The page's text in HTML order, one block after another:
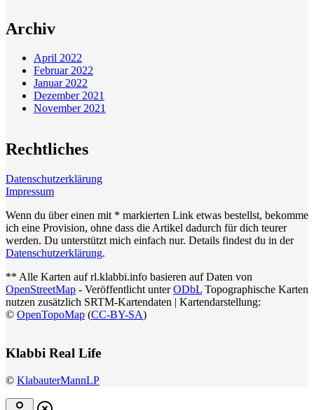
Archiv
April 2022
Februar 2022
Januar 2022
Dezember 2021
November 2021
Rechtliches
Datenschutzerklärung
Impressum
Wenn du über einen mit * markierten Link etwas bestellst, bekomme
ich eine Provision, ohne dass die Artikel dadurch für dich teurer
werden. Du unterstützt mich einfach nur. Details findest du in der
Datenschutzerklärung.
** Alle Karten auf rl.klabbi.info basieren auf Daten von
OpenStreetMap - Veröffentlicht unterODbL Topographische Karten
nutzen zusätzlich SRTM-Kartendaten | Kartendarstellung:
© OpenTopoMap (CC-BY-SA)
Klabbi Real Life
© KlabauterMannLP